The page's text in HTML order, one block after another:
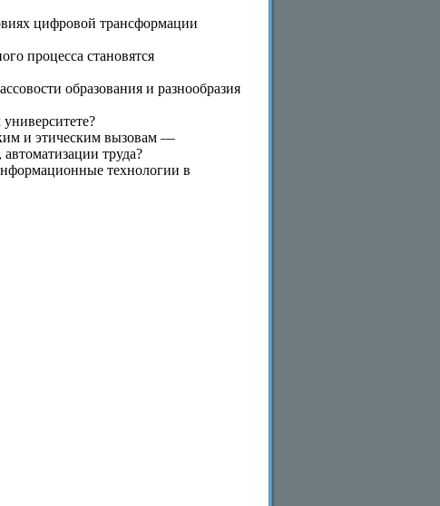
цифровой трансформации
процесса становятся
образования и разнообразия
и этическим вызовам —
труда?
технологии в